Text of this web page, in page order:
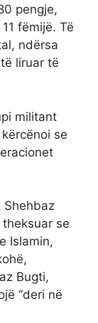
pengje,
fëmijë. Të
ndërsa
liruar të
militant
se
Shehbaz
se
Islamin,
Bugti,
“deri në